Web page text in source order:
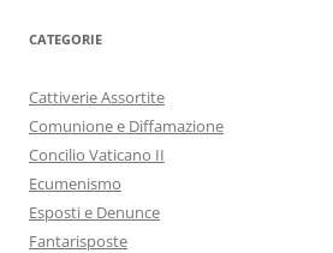
CATEGORIE
Cattiverie Assortite
Comunione e Diffamazione
Concilio Vaticano II
Ecumenismo
Esposti e Denunce
Fantarisposte